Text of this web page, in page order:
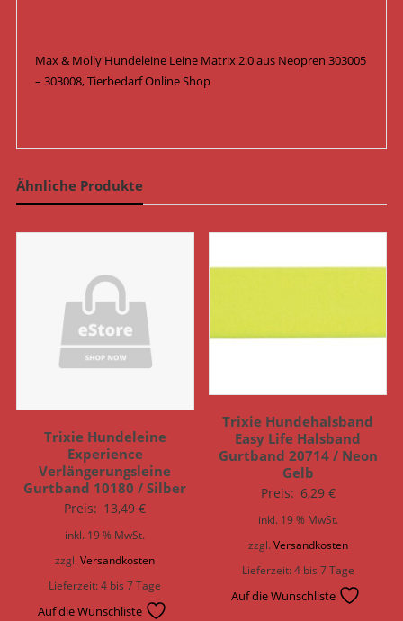
Max & Molly Hundeleine Leine Matrix 2.0 aus Neopren 303005
– 303008, Tierbedarf Online Shop
Ähnliche Produkte
Trixie Hundeleine
Experience
Verlängerungsleine
Gurtband 10180 / Silber
Preis: 13,49€
inkl. 19 % MwSt.
zzgl.Versandkosten
Lieferzeit:4 bis 7 Tage
Auf die Wunschliste
Trixie Hundehalsband
Easy Life Halsband
Gurtband 20714 / Neon
Gelb
Preis: 6,29 €
inkl. 19 % MwSt.
zzgl. Versandkosten
Lieferzeit:4 bis 7 Tage
Auf die Wunschliste